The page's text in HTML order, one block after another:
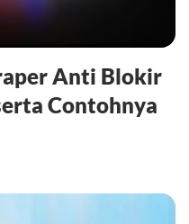
Anti Blokir
Contohnya